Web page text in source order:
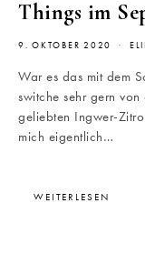
Things im
9. OKTOBER 2020
War es das mit dem
switche sehr gern
geliebten Ingwer-
mich eigentlich…
WEITERLESEN